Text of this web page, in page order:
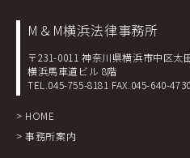
M＆M横浜法律事務所
〒231-0011 神奈川県横浜市中区太
横浜馬車道ビル 8階
TEL.045-755-8181 FAX.045-640-4730
> HOME
> 事務所案内